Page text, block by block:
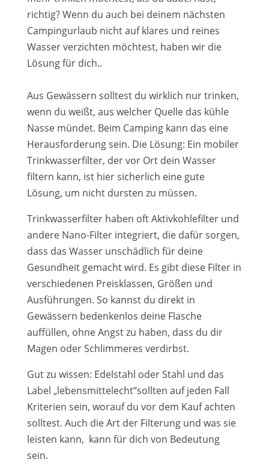
richtig? Wenn du auch bei deinem nächsten
Campingurlaub nicht auf klares und reines
Wasser verzichten möchtest, haben wir die
Lösung für dich..
Aus Gewässern solltest du wirklich nur trinken,
wenn du weißt, aus welcher Quelle das kühle
Nasse mündet. Beim Camping kann das eine
Herausforderung sein. Die Lösung: Ein mobiler
Trinkwasserfilter, der vor Ort dein Wasser
filtern kann, ist hier sicherlich eine gute
Lösung, um nicht dursten zu müssen.
Trinkwasserfilter haben oft Aktivkohlefilter und
andere Nano-Filter integriert, die dafür sorgen,
dass das Wasser unschädlich für deine
Gesundheit gemacht wird. Es gibt diese Filter in
verschiedenen Preisklassen, Größen und
Ausführungen. So kannst du direkt in
Gewässern bedenkenlos deine Flasche
auffüllen, ohne Angst zu haben, dass du dir
Magen oder Schlimmeres verdirbst.
Gut zu wissen: Edelstahl oder Stahl und das
Label „lebensmittelecht“sollten auf jeden Fall
Kriterien sein, worauf du vor dem Kauf achten
solltest. Auch die Art der Filterung und was sie
leisten kann, kann für dich von Bedeutung
sein.